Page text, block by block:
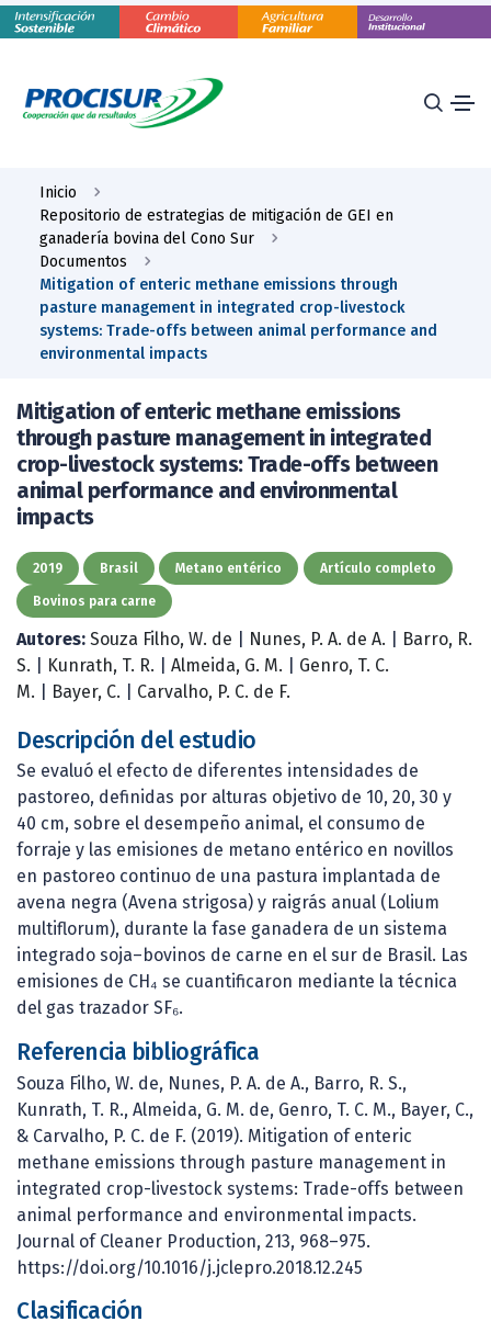
Inicio
Repositorio de estrategias de mitigación de GEI en
ganadería bovina del Cono Sur
Documentos
Mitigation of enteric methane emissions through
pasture management in integrated crop-livestock
systems: Trade-offs between animal performance and
environmental impacts
Mitigation of enteric methane emissions
through pasture management in integrated
crop-livestock systems: Trade-offs between
animal performance and environmental
impacts
2019 Brasil Metano entérico Artículo completo
Bovinos para carne
Autores: Souza Filho, W. de Nunes, P. A. de A.
Barro, R.
S.
Kunrath, T. R. Almeida, G. M.
Genro, T. C.
M.
Bayer, C. Carvalho, P. C. de F.
Descripción del estudio
Se evaluó el efecto de diferentes intensidades de
pastoreo, definidas por alturas objetivo de 10, 20, 30 y
40 cm, sobre el desempeño animal, el consumo de
forraje y las emisiones de metano entérico en novillos
en pastoreo continuo de una pastura implantada de
avena negra (Avena strigosa) y raigrás anual (Lolium
multiflorum), durante la fase ganadera de un sistema
integrado soja–bovinos de carne en el sur de Brasil. Las
emisiones de CH₄ se cuantificaron mediante la técnica
del gas trazador SF₆.
Referencia bibliográfica
Souza Filho, W. de, Nunes, P. A. de A., Barro, R. S.,
Kunrath, T. R., Almeida, G. M. de, Genro, T. C. M., Bayer, C.,
& Carvalho, P. C. de F. (2019). Mitigation of enteric
methane emissions through pasture management in
integrated crop-livestock systems: Trade-offs between
animal performance and environmental impacts.
Journal of Cleaner Production, 213, 968–975.
https://doi.org/10.1016/j.jclepro.2018.12.245
Clasificación